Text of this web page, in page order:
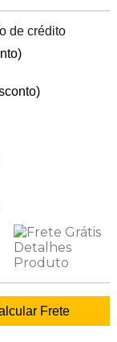
de crédito